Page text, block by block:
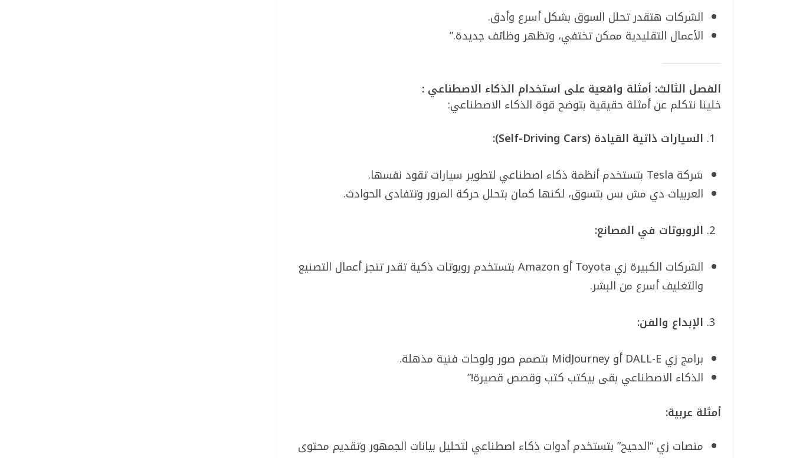
الشركات هتقدر تحلل السوق بشكل أسرع وأدق.
الأعمال التقليدية ممكن تختفي، وتظهر وظائف جديدة.”
الفصل الثالث: أمثلة واقعية على استخدام الذكاء الاصطناعي :
خلينا نتكلم عن أمثلة حقيقية بتوضح قوة الذكاء الاصطناعي:
السيارات ذاتية القيادة (Self-Driving Cars):
شركة Tesla بتستخدم أنظمة ذكاء اصطناعي لتطوير سيارات تقود نفسها.
العربيات دي مش بس بتسوق، لكنها كمان بتحلل حركة المرور وتتفادى الحوادث.
الروبوتات في المصانع:
الشركات الكبيرة زي Toyota أو Amazon بتستخدم روبوتات ذكية تقدر تنجز أعمال التصنيع
والتغليف أسرع من البشر.
الإبداع والفن:
برامج زي DALL-E أو MidJourney بتصمم صور ولوحات فنية مذهلة.
الذكاء الاصطناعي بقى بيكتب كتب وقصص قصيرة!”
أمثلة عربية:
منصات زي “الدحيح” بتستخدم أدوات ذكاء اصطناعي لتحليل بيانات الجمهور وتقديم محتوى